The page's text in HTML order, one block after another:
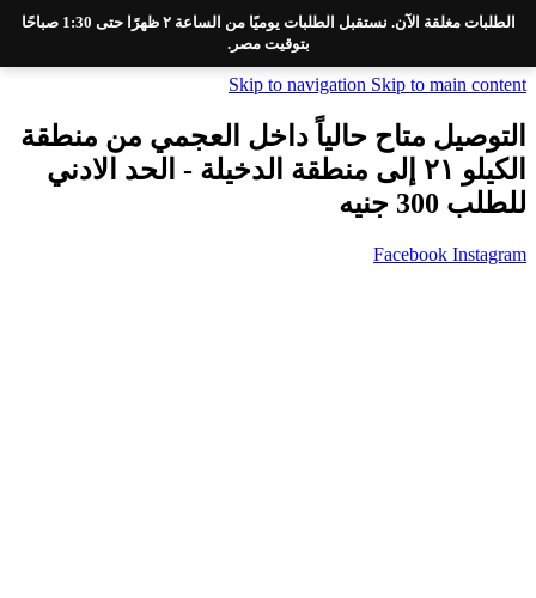
Skip to navigation Skip to main content
التوصيل متاح حالياً داخل العجمي من منطقة
الكيلو ٢١ إلى منطقة الدخيلة - الحد الادني
للطلب 300 جنيه
Facebook Instagram
الطلبات مغلقة الآن. نستقبل الطلبات يوميًا من الساعة ٢ ظهرًا حتى 1:30 صباحًا
بتوقيت مصر.